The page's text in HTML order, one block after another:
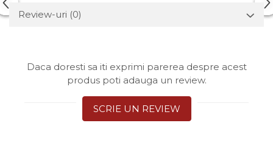
Review-uri (0)
Daca doresti sa iti exprimi parerea despre acest
produs poti adauga un review.
SCRIE UN REVIEW